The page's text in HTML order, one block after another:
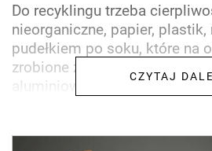
Do recyklingu trzeba
nieorganiczne, papier,
pudełkiem po soku, które na
zrobione z tektury, a
aluminiową...
CZYTAJ